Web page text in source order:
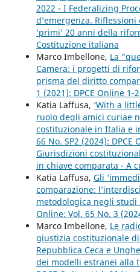
2022 - I Federalizing
d’emergenza.
‘primi’ 20 anni della
Costituzione italiana
Marco Imbellone, La
Camera: i progetti di
prisma del diritto
1 (2021): DPCE Online 1-
Katia Laffusa, ‘With a
ruolo degli amici curiae
costituzionale in Italia e
66 No. SP2 (2024): DPCE
Giurisdizioni
in chiave comparata - A
Katia Laffusa, Gli
comparazione:
metodologica negli
Online: Vol. 65 No. 3
Marco Imbellone, Le
giustizia costituzionale
Repubblica Ceca e
dei modelli estranei alla